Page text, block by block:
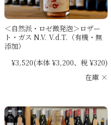
＜自然派・ロゼ微発泡＞ロザー
ト・ガス N.V. V.d.T.（有機・無
添加）
¥3,520(本体 ¥3,200、税 ¥320)
在庫 ×